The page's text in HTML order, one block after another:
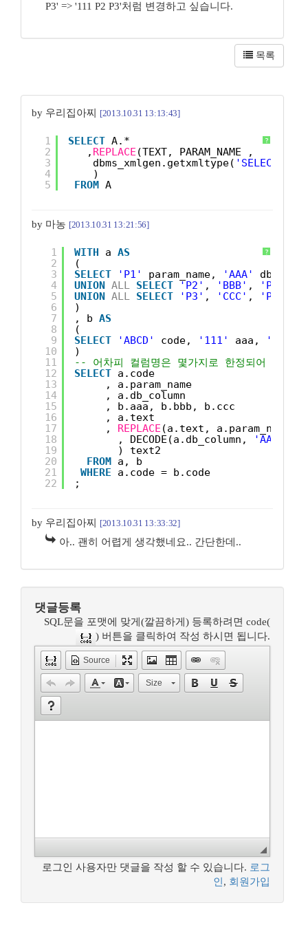
P3' => '111 P2 P3'처럼 변경하고 싶습니다.
목록
by 우리집아찌 [2013.10.31 13:13:43]
?
1
2
3
4
5
SELECT A.*
, REPLACE (TEXT, PARAM_NAME ,
dbms_xmlgen.getxmltype( 'SELECT '
)
FROM A
by 마농 [2013.10.31 13:21:56]
?
1
2
3
4
5
6
7
8
9
10
11
12
13
14
15
16
17
18
19
20
21
22
WITH a AS
(
SELECT
'P1' param_name, 'AAA'
UNION ALL SELECT 'P2' , 'BBB' ,
'P1 P2
UNION ALL SELECT 'P3' , 'CCC' ,
'P1 P2
)
, b AS
(
SELECT
'ABCD' code, '111' aaa, '222'
)
-- 어차피 컬럼명은 몇가지로 한정되어 있겠
SELECT a.code
, a.param_name
, a.db_column
, b.aaa, b.bbb, b.ccc
, a.text
, REPLACE (a.text, a.param_name
, DECODE(a.db_column,
'AAA'
) text2
FROM a, b
WHERE
a.code = b.code
;
by 우리집아찌 [2013.10.31 13:33:32]
아.. 괜히 어렵게 생각했네요.. 간단한데..
댓글등록
SQL문을 포맷에 맞게(깔끔하게) 등록하려면 code(
) 버튼을 클릭하여 작성 하시면 됩니다.
Source
Size
로그인 사용자만 댓글을 작성 할 수 있습니다. 로그
인 , 회원가입